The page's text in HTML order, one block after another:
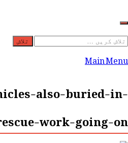
تلاش
کریں
Main Menu
also-buried-in-
work-going-on-